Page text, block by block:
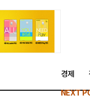
경제
NEXT